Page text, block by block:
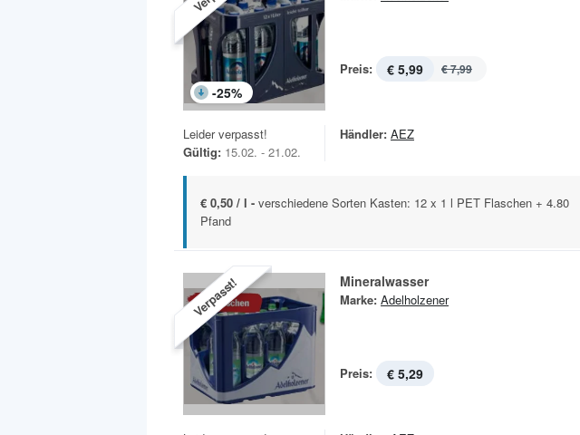
-25%
Preis: € 5,99 € 7,99
Leider verpasst!
Gültig: 15.02. - 21.02.
Händler: AEZ
€ 0,50 / l - verschiedene Sorten Kasten: 12 x 1 l PET Flaschen + 4.80
Pfand
Verpasst! Mineralwasser
Marke: Adelholzener
Preis: € 5,29